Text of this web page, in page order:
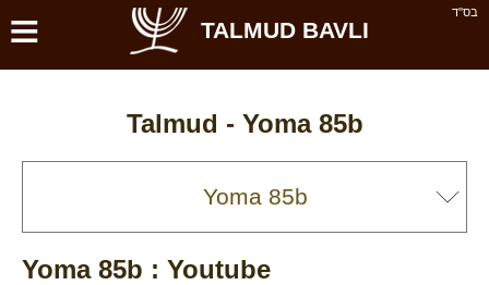
בס''ד ≡ TALMUD BAVLI
Talmud - Yoma 85b
Yoma 85b : Youtube